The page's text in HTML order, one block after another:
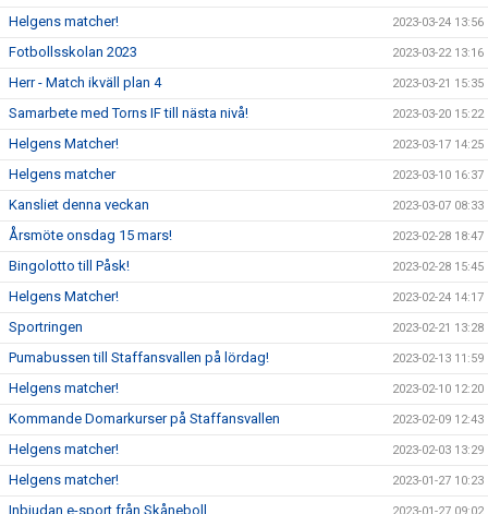
Helgens matcher! 2023-03-24 13:56
Fotbollsskolan 2023 2023-03-22 13:16
Herr - Match ikväll plan 4 2023-03-21 15:35
Samarbete med Torns IF till nästa nivå! 2023-03-20 15:22
Helgens Matcher! 2023-03-17 14:25
Helgens matcher 2023-03-10 16:37
Kansliet denna veckan 2023-03-07 08:33
Årsmöte onsdag 15 mars! 2023-02-28 18:47
Bingolotto till Påsk! 2023-02-28 15:45
Helgens Matcher! 2023-02-24 14:17
Sportringen 2023-02-21 13:28
Pumabussen till Staffansvallen på lördag! 2023-02-13 11:59
Helgens matcher! 2023-02-10 12:20
Kommande Domarkurser på Staffansvallen 2023-02-09 12:43
Helgens matcher! 2023-02-03 13:29
Helgens matcher! 2023-01-27 10:23
Inbjudan e-sport från Skåneboll 2023-01-27 09:02